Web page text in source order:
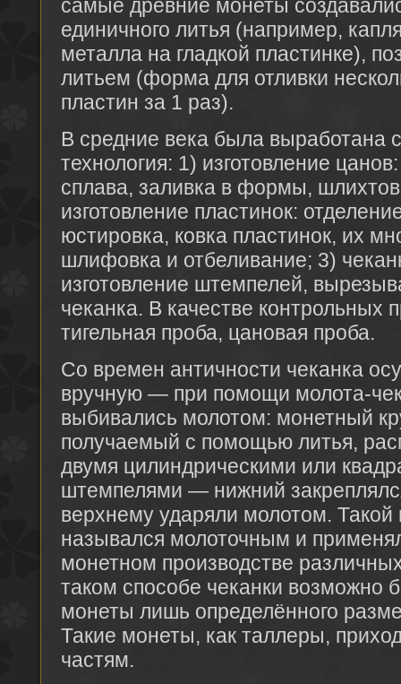
самые древние монеты
единичного литья (например,
металла на гладкой пластинке),
литьем (форма для отливки
пластин за 1 раз).
В средние века была выработана
технология: 1) изготовление
сплава, заливка в формы,
изготовление пластинок:
юстировка, ковка пластинок, их
шлифовка и отбеливание; 3)
изготовление штемпелей,
чеканка. В качестве контрольных
тигельная проба, цановая проба.
Со времен античности чеканка
вручную — при помощи молота-
выбивались молотом: монетный
получаемый с помощью литья,
двумя цилиндрическими или
штемпелями — нижний
верхнему ударяли молотом. Такой
назывался молоточным и
монетном производстве
таком способе чеканки возможно
монеты лишь определённого
Такие монеты, как таллеры,
частям.